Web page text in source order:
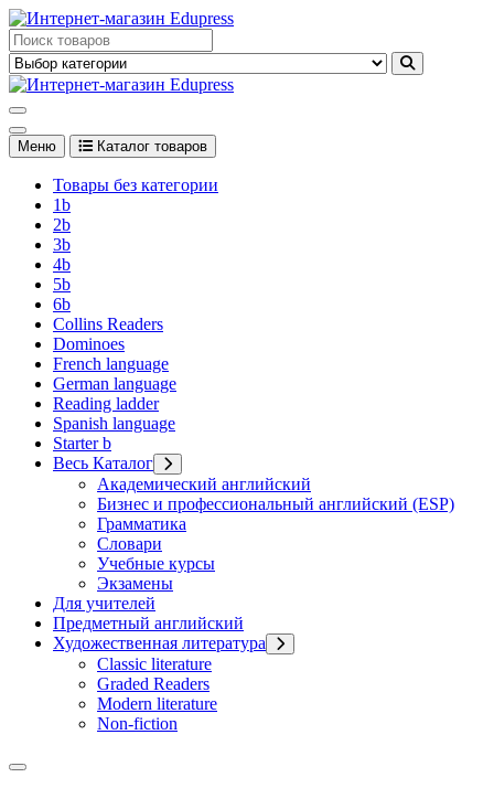
Перейти
к
содержимому
Edupress Uzbekistan, Edupress Узбекистан, книги, учебники на
английском языке
английском языке
Меню Каталог товаров
Товары без категории
1b
2b
3b
4b
5b
6b
Collins Readers
Dominoes
French language
German language
Reading ladder
Spanish language
Starter b
Весь Каталог
Академический английский
Бизнес и профессиональный английский (ESP)
Грамматика
Словари
Учебные курсы
Экзамены
Для учителей
Предметный английский
Художественная литература
Classic literature
Graded Readers
Modern literature
Non-fiction